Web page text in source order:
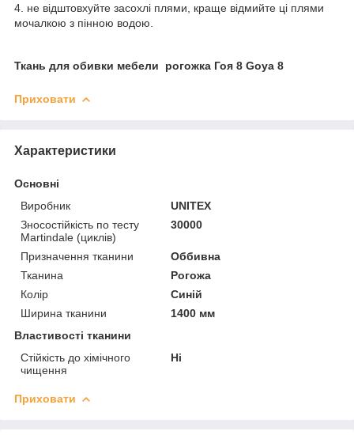
4. не відштовхуйте засохлі плями, краще відмийте ці плями
мочалкою з пінною водою.
Ткань для обивки мебели рогожка Гоя 8 Goya 8
Приховати
Характеристики
Основні
Виробник
UNITEX
Зносостійкість по тесту
Martindale (циклів)
30000
Призначення тканини
Оббивна
Тканина
Рогожа
Колір
Синій
Ширина тканини
1400 мм
Властивості тканини
Стійкість до хімічного
чищення
Ні
Приховати